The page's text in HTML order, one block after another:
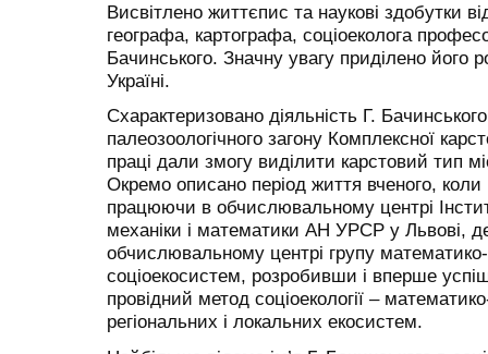
Висвітлено життєпис та наукові здобутки
географа, картографа, соціоеколога
Бачинського. Значну увагу приділено його
Україні.
Схарактеризовано діяльність Г.
палеозоологічного загону Комплексної
праці дали змогу виділити карстовий тип
Окремо описано період життя вченого, коли
працюючи в обчислювальному центрі
механіки і математики АН УРСР у Львові,
обчислювальному центрі групу
соціоекосистем, розробивши і вперше
провідний метод соціоекології –
регіональних і локальних екосистем.